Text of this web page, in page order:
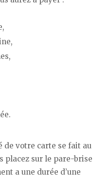
votre carte se fait au
placez sur le pare-brise
a une durée d’une